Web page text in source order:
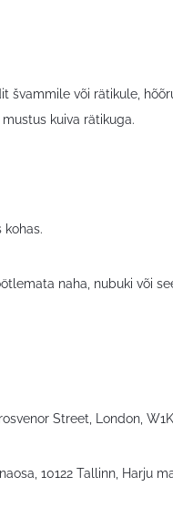
švammile või rätikule,
kuiva rätikuga.
kohas.
naha, nubuki või
Street, London,
10122 Tallinn, Harju